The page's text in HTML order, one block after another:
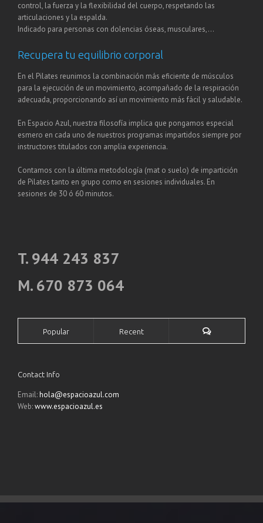
control, la fuerza y la flexibilidad del cuerpo, respetando las
articulaciones y la espalda.
Indicado para personas con dolencias óseas, musculares,…
Recupera tu equilibrio corporal
En el Pilates reunimos la combinación más eficiente de músculos
para la ejecución de un movimiento, acompañado de la respiración
adecuada, proporcionando así un movimiento más fácil y saludable.
En Espacio Azul, nuestra filosofía implica que pongamos especial
esmero en cada uno de nuestros programas impartidos siempre por
instructores titulados con amplia experiencia.
Contamos con la última metodología (mat o suelo) de impartición
de Pilates tanto en grupo como en sesiones individuales. En
sesiones de 30 ó 60 minutos.
T. 944 243 837
M. 670 873 064
Popular Recent
Contact Info
Email:hola@espacioazul.com
Web:www.espacioazul.es